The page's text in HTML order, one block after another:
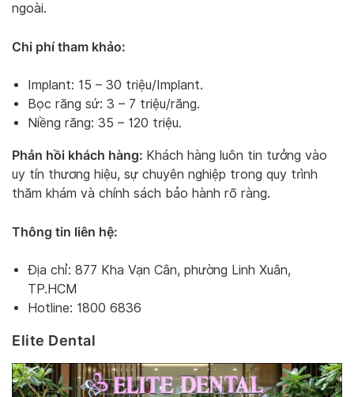
ngoài.
Chi phí tham khảo:
Implant: 15 – 30 triệu/Implant.
Bọc răng sứ: 3 – 7 triệu/răng.
Niềng răng: 35 – 120 triệu.
Phản hồi khách hàng: Khách hàng luôn tin tưởng vào
uy tín thương hiệu, sự chuyên nghiệp trong quy trình
thăm khám và chính sách bảo hành rõ ràng.
Thông tin liên hệ:
Địa chỉ: 877 Kha Vạn Cân, phường Linh Xuân,
TP.HCM
Hotline: 1800 6836
Elite Dental